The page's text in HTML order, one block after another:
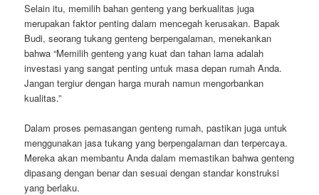
Selain itu, memilih bahan genteng yang berkualitas juga
merupakan faktor penting dalam mencegah kerusakan. Bapak
Budi, seorang tukang genteng berpengalaman, menekankan
bahwa “Memilih genteng yang kuat dan tahan lama adalah
investasi yang sangat penting untuk masa depan rumah Anda.
Jangan tergiur dengan harga murah namun mengorbankan
kualitas.”
Dalam proses pemasangan genteng rumah, pastikan juga untuk
menggunakan jasa tukang yang berpengalaman dan terpercaya.
Mereka akan membantu Anda dalam memastikan bahwa genteng
dipasang dengan benar dan sesuai dengan standar konstruksi
yang berlaku.